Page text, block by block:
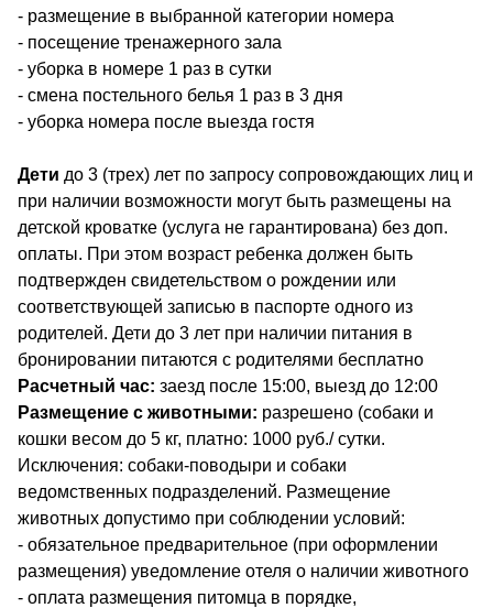
- размещение в выбранной категории номера
- посещение тренажерного зала
- уборка в номере 1 раз в сутки
- смена постельного белья 1 раз в 3 дня
- уборка номера после выезда гостя
Дети до 3 (трех) лет по запросу сопровождающих лиц и
при наличии возможности могут быть размещены на
детской кроватке (услуга не гарантирована) без доп.
оплаты. При этом возраст ребенка должен быть
подтвержден свидетельством о рождении или
соответствующей записью в паспорте одного из
родителей. Дети до 3 лет при наличии питания в
бронировании питаются с родителями бесплатно
Расчетный час: заезд после 15:00, выезд до 12:00
Размещение с животными: разрешено ​(собаки и
кошки весом до 5 кг, платно: 1000 руб./ сутки.
Исключения: собаки-поводыри и собаки
ведомственных подразделений. Размещение
животных допустимо при соблюдении условий:
- обязательное предварительное (при оформлении
размещения) уведомление отеля о наличии животного
- оплата размещения питомца в порядке,